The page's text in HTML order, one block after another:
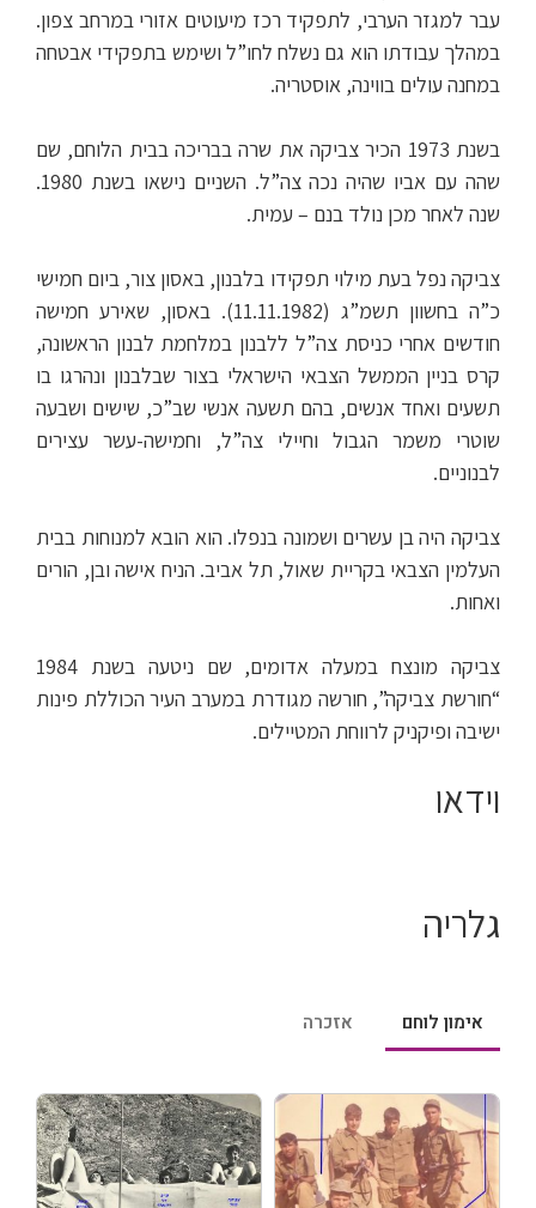
עבר למגזר הערבי, לתפקיד רכז מיעוטים אזורי במרחב צפון.
במהלך עבודתו הוא גם נשלח לחו”ל ושימש בתפקידי אבטחה
במחנה עולים בווינה, אוסטריה.
בשנת 1973 הכיר צביקה את שרה בבריכה בבית הלוחם, שם
שהה עם אביו שהיה נכה צה”ל. השניים נישאו בשנת 1980.
שנה לאחר מכן נולד בנם – עמית.
צביקה נפל בעת מילוי תפקידו בלבנון, באסון צור, ביום חמישי
כ”ה בחשוון תשמ”ג (11.11.1982). באסון, שאירע חמישה
חודשים אחרי כניסת צה”ל ללבנון במלחמת לבנון הראשונה,
קרס בניין הממשל הצבאי הישראלי בצור שבלבנון ונהרגו בו
תשעים ואחד אנשים, בהם תשעה אנשי שב”כ, שישים ושבעה
שוטרי משמר הגבול וחיילי צה”ל, וחמישה-עשר עצירים
לבנוניים.
צביקה היה בן עשרים ושמונה בנפלו. הוא הובא למנוחות בבית
העלמין הצבאי בקריית שאול, תל אביב. הניח אישה ובן, הורים
ואחות.
צביקה מונצח במעלה אדומים, שם ניטעה בשנת 1984
“חורשת צביקה”, חורשה מגודרת במערב העיר הכוללת פינות
ישיבה ופיקניק לרווחת המטיילים.
וידאו
גלריה
אימון לוחם אזכרה